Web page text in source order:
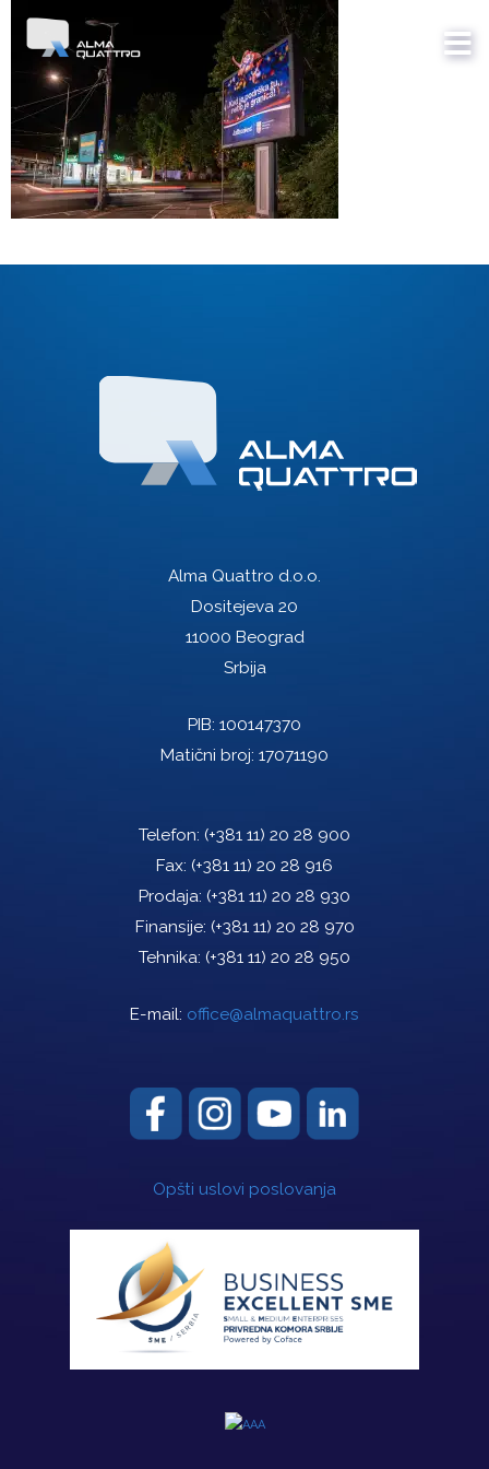
Alma Quattro d.o.o.
Dositejeva 20
11000 Beograd
Srbija
PIB: 100147370
Matični broj: 17071190
Telefon: (+381 11) 20 28 900
Fax: (+381 11) 20 28 916
Prodaja: (+381 11) 20 28 930
Finansije: (+381 11) 20 28 970
Tehnika: (+381 11) 20 28 950
E-mail: office@almaquattro.rs
Opšti uslovi poslovanja